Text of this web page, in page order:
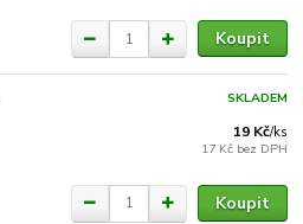
Koupit
19 Kč/ks
17 Kč bez DPH
SKLADEM
Koupit